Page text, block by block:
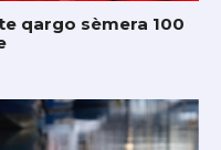
qargo sèmera 100